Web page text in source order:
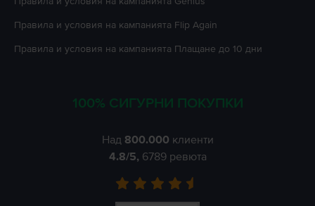
Правила и условия на кампанията Flip Again
Правила и условия на кампанията Плащане до 10 дни
100% СИГУРНИ ПОКУПКИ
Над 800.000 клиенти
4.8/5, 6789 ревюта